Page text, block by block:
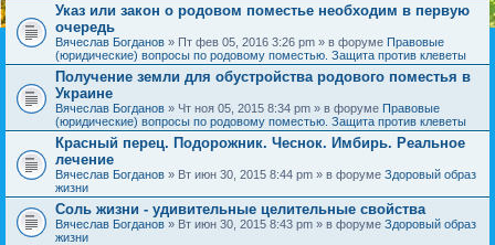
Указ или закон о родовом поместье необходим в первую
очередь
Вячеслав Богданов » Пт фев 05, 2016 3:26 pm » в форуме Правовые
(юридические) вопросы по родовому поместью. Защита против клеветы
Получение земли для обустройства родового поместья в
Украине
Вячеслав Богданов » Чт ноя 05, 2015 8:34 pm » в форуме Правовые
(юридические) вопросы по родовому поместью. Защита против клеветы
Красный перец. Подорожник. Чеснок. Имбирь. Реальное
лечение
Вячеслав Богданов » Вт июн 30, 2015 8:44 pm » в форуме Здоровый образ
жизни
Соль жизни - удивительные целительные свойства
Вячеслав Богданов » Вт июн 30, 2015 8:43 pm » в форуме Здоровый образ
жизни